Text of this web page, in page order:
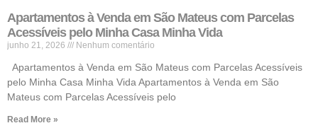
Apartamentos à Venda em São Mateus com Parcelas
Acessíveis pelo Minha Casa Minha Vida
junho 21, 2026 Nenhum comentário
Apartamentos à Venda em São Mateus com Parcelas Acessíveis
pelo Minha Casa Minha Vida Apartamentos à Venda em São
Mateus com Parcelas Acessíveis pelo
Read More »